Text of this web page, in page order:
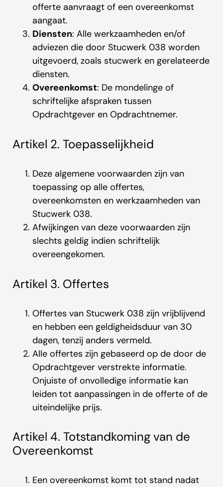
offerte aanvraagt of een overeenkomst
aangaat.
Diensten: Alle werkzaamheden en/of
adviezen die door Stucwerk 038 worden
uitgevoerd, zoals stucwerk en gerelateerde
diensten.
Overeenkomst: De mondelinge of
schriftelijke afspraken tussen
Opdrachtgever en Opdrachtnemer.
Artikel 2. Toepasselijkheid
Deze algemene voorwaarden zijn van
toepassing op alle offertes,
overeenkomsten en werkzaamheden van
Stucwerk 038.
Afwijkingen van deze voorwaarden zijn
slechts geldig indien schriftelijk
overeengekomen.
Artikel 3. Offertes
Offertes van Stucwerk 038 zijn vrijblijvend
en hebben een geldigheidsduur van 30
dagen, tenzij anders vermeld.
Alle offertes zijn gebaseerd op de door de
Opdrachtgever verstrekte informatie.
Onjuiste of onvolledige informatie kan
leiden tot aanpassingen in de offerte of de
uiteindelijke prijs.
Artikel 4. Totstandkoming van de
Overeenkomst
Een overeenkomst komt tot stand nadat